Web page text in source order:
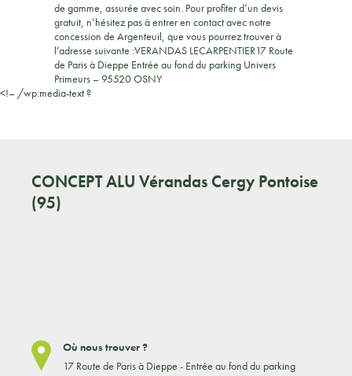
de gamme, assurée avec soin. Pour profiter d’un devis
gratuit, n’hésitez pas à entrer en contact avec notre
concession de Argenteuil, que vous pourrez trouver à
l’adresse suivante :VERANDAS LECARPENTIER17 Route
de Paris à Dieppe Entrée au fond du parking Univers
Primeurs – 95520 OSNY
<!– /wp:media-text ?
CONCEPT ALU Vérandas Cergy Pontoise
(95)
Où nous trouver ?
17 Route de Paris à Dieppe - Entrée au fond du parking